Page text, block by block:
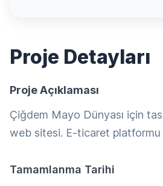
Proje Detayları
Proje Açıklaması
Çiğdem Mayo Dünyası için
web sitesi. E-ticaret
Tamamlanma Tarihi